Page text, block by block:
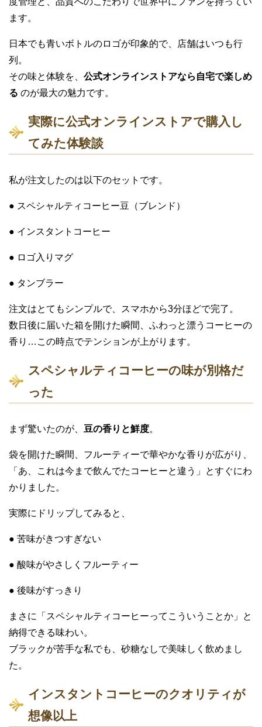
ます。
日本でも青いボトルのロゴが印象的で、店舗はいつも行
列。
その味と体験を、 公式オンラインストアなら自宅で楽しめ
る のが最大の魅力です。
実際に公式オンラインストアで購入し
てみた体験談
私が注文したのは以下のセットです。
● スペシャルティコーヒー豆（ブレンド）
● インスタントコーヒー
● ロゴ入りマグ
● タンブラー
注文はとてもシンプルで、スマホから3分ほどで完了。
数日後に届いた箱を開けた瞬間、ふわっと漂うコーヒーの
香り…この時点でテンションが上がります。
スペシャルティコーヒーの味が別格だ
った
まず驚いたのが、 豆の香りと鮮度。
袋を開けた瞬間、フルーティーで華やかな香りが広がり、
「あ、これは今まで飲んでたコーヒーと違う」とすぐにわ
かりました。
実際にドリップしてみると、
● 苦味がきつすぎない
● 酸味がやさしくフルーティー
● 後味がすっきり
まさに「スペシャルティコーヒーってこういうことか」と
納得できる味わい。
ブラックが苦手な私でも、砂糖なしで美味しく飲めまし
た。
インスタントコーヒーのクオリティが
想像以上